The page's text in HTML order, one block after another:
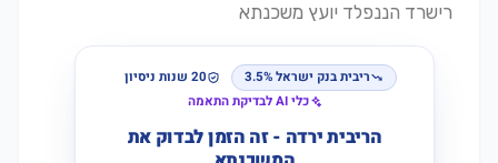
רישרד הננפלד יועץ משכנתא
ריבית בנק ישראל 3.5%
20 שנות ניסיון
כלי AI לבדיקת התאמה
הריבית ירדה - זה הזמן לבדוק את